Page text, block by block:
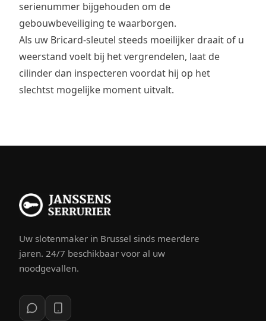
serienummer bijgehouden om de
gebouwbeveiliging te waarborgen.
Als uw Bricard-sleutel steeds moeilijker draait of u
weerstand voelt bij het vergrendelen, laat de
cilinder dan inspecteren voordat hij op het
slechtst mogelijke moment uitvalt.
Uw slotenmaker in Brussel sinds meerdere
jaren. 24/7 beschikbaar voor al uw
noodgevallen.